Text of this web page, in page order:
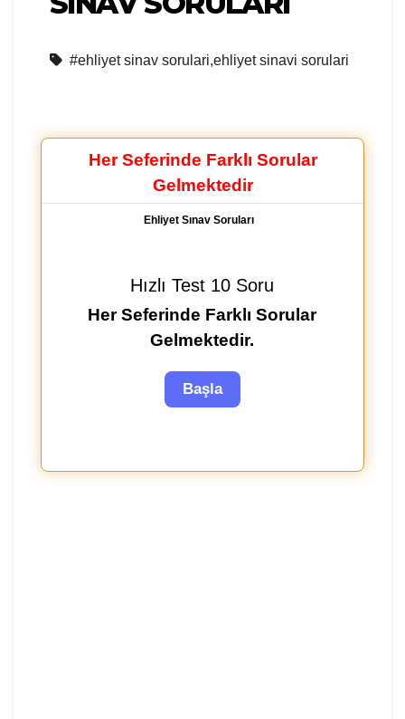
#ehliyet sinav sorulari,ehliyet sinavi sorulari
Her Seferinde Farklı Sorular
Gelmektedir
Ehliyet Sınav Soruları
Hızlı Test 10 Soru
Her Seferinde Farklı Sorular
Gelmektedir.